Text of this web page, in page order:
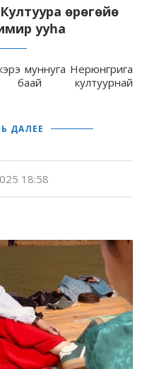
өрөгөйө
ууһа
муннуга Нерюнгрига
култуурнай
ДАЛЕЕ
18:58